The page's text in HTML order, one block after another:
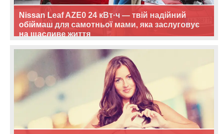
Nissan Leaf AZE0 24 кВт·ч — твій надійний
обіймаш для самотньої мами, яка заслуговує
на щасливе життя